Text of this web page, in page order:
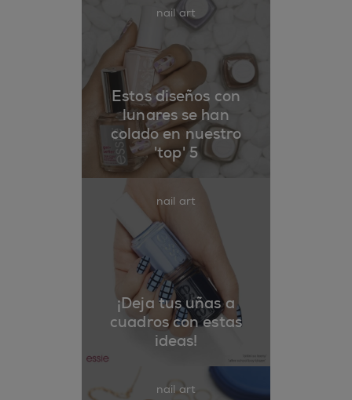
nail art
Estos diseños con
lunares se han
colado en nuestro
'top' 5
nail art
¡Deja tus uñas a
cuadros con estas
ideas!
nail art